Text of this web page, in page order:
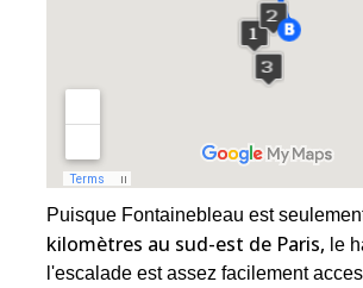
Puisque Fontainebleau est
kilomètres au sud-est de Paris, le
l'escalade est assez facilement